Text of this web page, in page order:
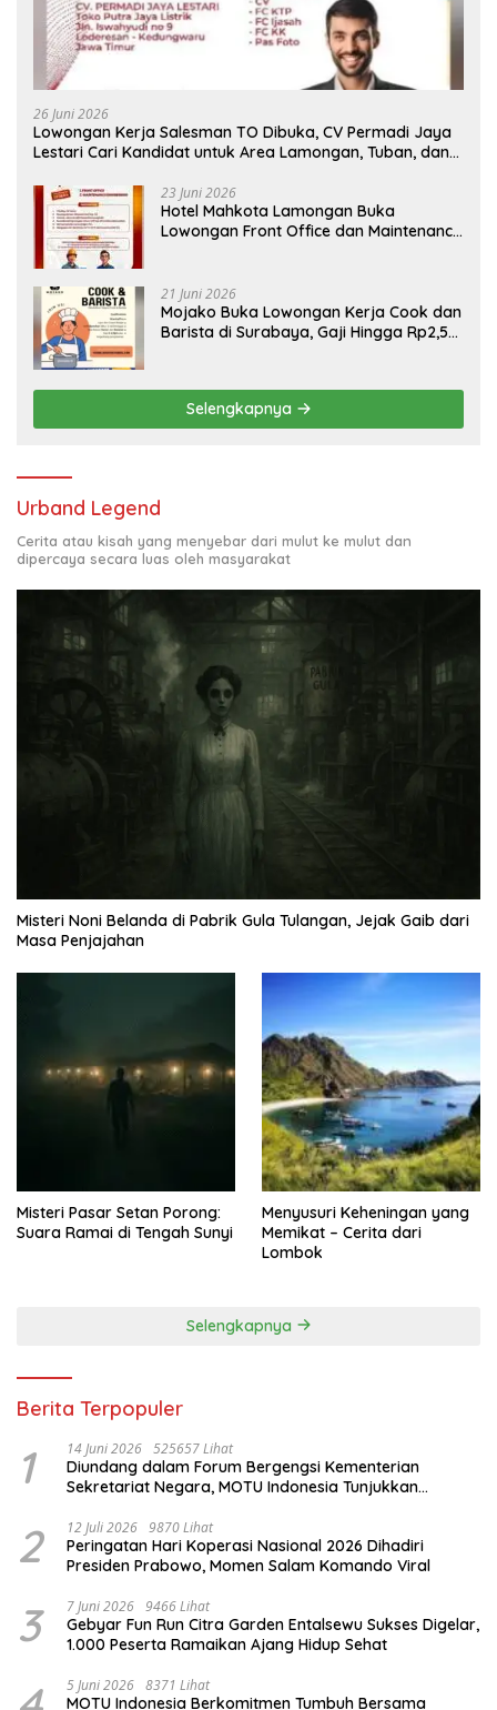
26 Juni 2026
Lowongan Kerja Salesman TO Dibuka, CV Permadi Jaya
Lestari Cari Kandidat untuk Area Lamongan, Tuban, dan
23 Juni 2026
Hotel Mahkota Lamongan Buka
Lowongan Front Office dan Maintenance
21 Juni 2026
Mojako Buka Lowongan Kerja Cook dan
Barista di Surabaya, Gaji Hingga Rp2,5
Selengkapnya
Urband Legend
Cerita atau kisah yang menyebar dari mulut ke mulut dan
dipercaya secara luas oleh masyarakat
Misteri Noni Belanda di Pabrik Gula Tulangan, Jejak Gaib dari
Masa Penjajahan
Misteri Pasar Setan Porong:
Suara Ramai di Tengah Sunyi
Menyusuri Keheningan yang
Memikat – Cerita dari
Lombok
Selengkapnya
Berita Terpopuler
1 14 Juni 2026 525657 Lihat
Diundang dalam Forum Bergengsi Kementerian
Sekretariat Negara, MOTU Indonesia Tunjukkan
2 12 Juli 2026 9870 Lihat
Peringatan Hari Koperasi Nasional 2026 Dihadiri
Presiden Prabowo, Momen Salam Komando Viral
3 7 Juni 2026 9466 Lihat
Gebyar Fun Run Citra Garden Entalsewu Sukses Digelar,
1.000 Peserta Ramaikan Ajang Hidup Sehat
5 Juni 2026 8371 Lihat
MOTU Indonesia Berkomitmen Tumbuh Bersama